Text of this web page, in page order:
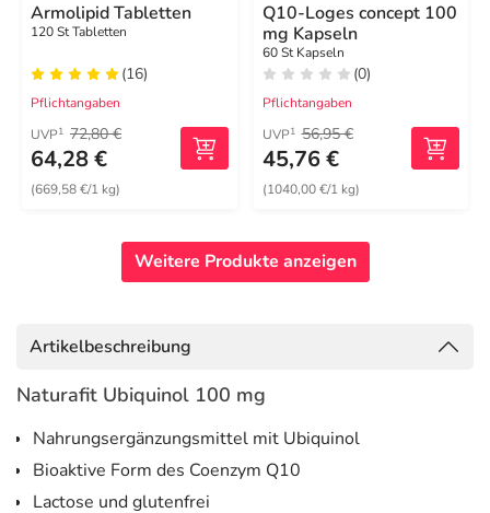
Armolipid Tabletten
120 St Tabletten
(16)
Pflichtangaben
UVP1 72,80 €
64,28 €
(669,58 €/1 kg)
Q10-Loges concept 100
mg Kapseln
60 St Kapseln
(0)
Pflichtangaben
UVP1 56,95 €
45,76 €
(1040,00 €/1 kg)
Weitere Produkte anzeigen
Artikelbeschreibung
Naturafit Ubiquinol 100 mg
Nahrungsergänzungsmittel mit Ubiquinol
Bioaktive Form des Coenzym Q10
Lactose und glutenfrei